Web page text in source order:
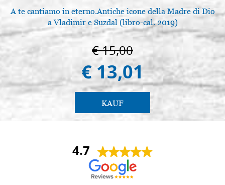
A te cantiamo in eterno.Antiche icone della Madre di Dio
a Vladimir e Suzdal (libro-cal. 2019)
€ 15,00
€ 13,01
KAUF
4.7